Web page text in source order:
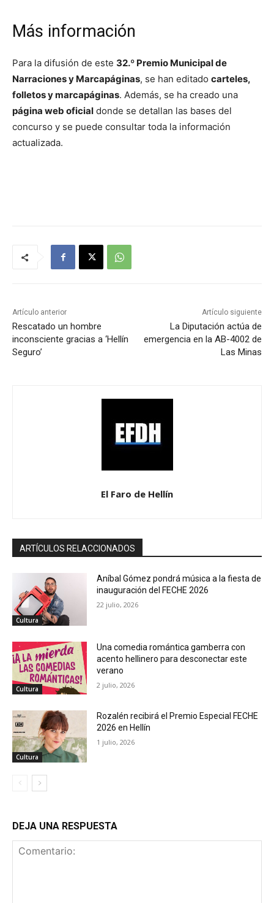
Más información
Para la difusión de este 32.º Premio Municipal de
Narraciones y Marcapáginas, se han editado carteles,
folletos y marcapáginas. Además, se ha creado una
página web oficial donde se detallan las bases del
concurso y se puede consultar toda la información
actualizada.
Artículo anterior
Rescatado un hombre
inconsciente gracias a ‘Hellín
Seguro’
Artículo siguiente
La Diputación actúa de
emergencia en la AB-4002 de
Las Minas
El Faro de Hellín
ARTÍCULOS RELACCIONADOS
Cultura
Aníbal Gómez pondrá música a la fiesta de
inauguración del FECHE 2026
22 julio, 2026
Cultura
Una comedia romántica gamberra con
acento hellinero para desconectar este
verano
2 julio, 2026
Cultura
Rozalén recibirá el Premio Especial FECHE
2026 en Hellín
1 julio, 2026
DEJA UNA RESPUESTA